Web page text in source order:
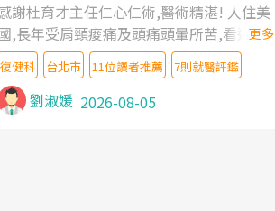
謝杜育才主任仁心仁術,醫術精湛! 人住美
,長年受肩頸痠痛及頭痛頭暈所苦,看遍名醫
授,做了各種檢查,也嘗試過西醫打針,中醫
灸及物理徒手治療都沒有用,後來連吃到嗎
類止痛藥都效果有限,只是壓症狀,沒多久就
起來,多年失眠嚴重影響生活品質. 台灣親
更多
復健科 台北市 11位讀者推薦 7則就醫評鑑
劉淑媛 2026-08-05